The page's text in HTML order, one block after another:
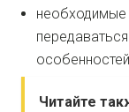
Читайте